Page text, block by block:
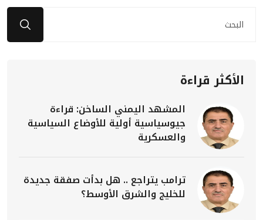
الأكثر قراءة
المشهد اليمني الساخن: قراءة
جيوسياسية أولية للأوضاع السياسية
والعسكرية
ترامب يتراجع .. هل بدأت صفقة جديدة
للخليج والشرق الأوسط؟